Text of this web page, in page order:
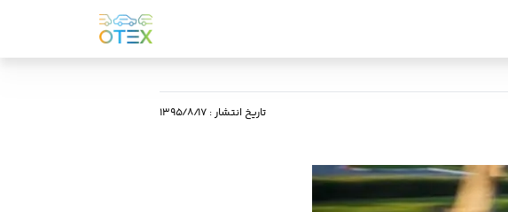
تاریخ انتشار: ۱۳۹۵/۸/۱۷